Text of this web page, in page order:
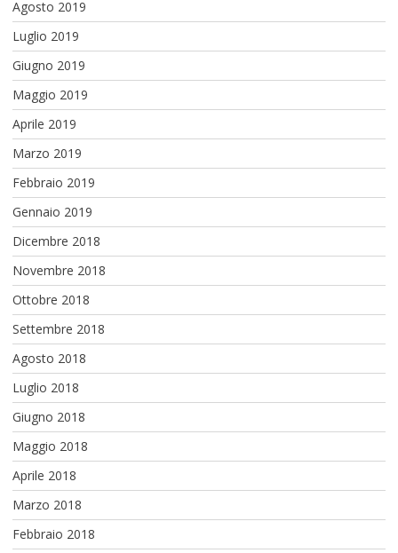
Agosto 2019
Luglio 2019
Giugno 2019
Maggio 2019
Aprile 2019
Marzo 2019
Febbraio 2019
Gennaio 2019
Dicembre 2018
Novembre 2018
Ottobre 2018
Settembre 2018
Agosto 2018
Luglio 2018
Giugno 2018
Maggio 2018
Aprile 2018
Marzo 2018
Febbraio 2018